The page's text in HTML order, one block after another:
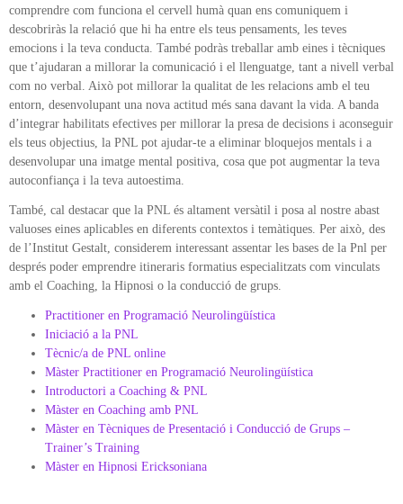
comprendre com funciona el cervell humà quan ens comuniquem i
descobriràs la relació que hi ha entre els teus pensaments, les teves
emocions i la teva conducta. També podràs treballar amb eines i tècniques
que t’ajudaran a millorar la comunicació i el llenguatge, tant a nivell verbal
com no verbal. Això pot millorar la qualitat de les relacions amb el teu
entorn, desenvolupant una nova actitud més sana davant la vida. A banda
d’integrar habilitats efectives per millorar la presa de decisions i aconseguir
els teus objectius, la PNL pot ajudar-te a eliminar bloquejos mentals i a
desenvolupar una imatge mental positiva, cosa que pot augmentar la teva
autoconfiança i la teva autoestima.
També, cal destacar que la PNL és altament versàtil i posa al nostre abast
valuoses eines aplicables en diferents contextos i temàtiques. Per això, des
de l’Institut Gestalt, considerem interessant assentar les bases de la Pnl per
després poder emprendre itineraris formatius especialitzats com vinculats
amb el Coaching, la Hipnosi o la conducció de grups.
Practitioner en Programació Neurolingüística
Iniciació a la PNL
Tècnic/a de PNL online
Màster Practitioner en Programació Neurolingüística
Introductori a Coaching & PNL
Màster en Coaching amb PNL
Màster en Tècniques de Presentació i Conducció de Grups –
Trainer’s Training
Màster en Hipnosi Ericksoniana